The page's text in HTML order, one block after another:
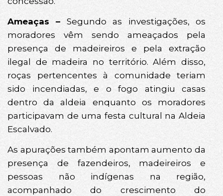
Ameaças – Segundo as investigações, os
moradores vêm sendo ameaçados pela
presença de madeireiros e pela extração
ilegal de madeira no território. Além disso,
roças pertencentes à comunidade teriam
sido incendiadas, e o fogo atingiu casas
dentro da aldeia enquanto os moradores
participavam de uma festa cultural na Aldeia
Escalvado.
As apurações também apontam aumento da
presença de fazendeiros, madeireiros e
pessoas não indígenas na região,
acompanhado do crescimento do